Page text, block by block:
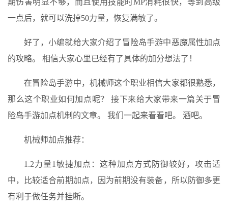
一点后，就可以洗掉50力量，恢复满敏了。
好了，小编就给大家介绍了冒险岛手游中恶魔属性加点
的攻略。 相信大家心里已经有了具体的加分想法了！
在冒险岛手游中，机械师这个职业相信大家都很熟悉，
那么这个职业如何加点呢？ 接下来给大家带来一篇关于冒
险岛手游加点机制的文章。 我们一起来看看吧。 酒吧。
机械师加点推荐：
1.2力量1敏捷加点：这种加点方式防御较好，攻击适
中，比较适合前期加点，因为前期没有装备，所以防御多更
有利于做任务并挂断。